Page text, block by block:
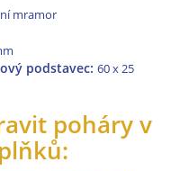
mramor
podstavec: 60 x 25
poháry v